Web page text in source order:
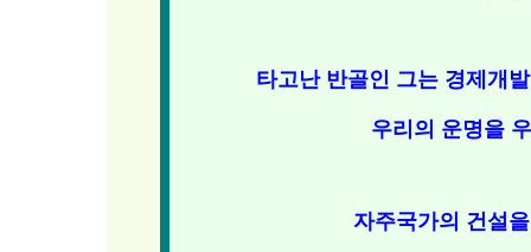
타고난 반골인 그는 경제개
우리의 운명을
자주국가의 건설